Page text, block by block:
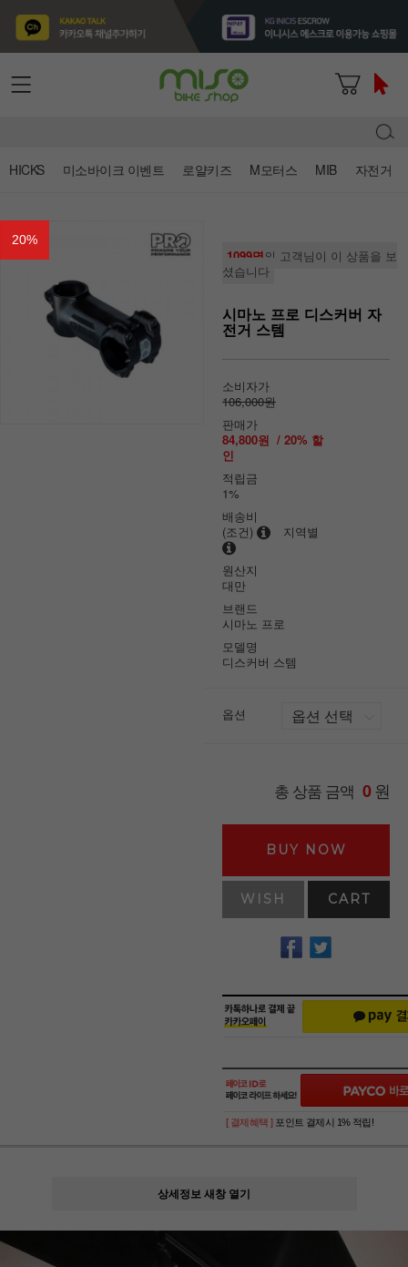
HICKS 미소바이크 이벤트 로얄키즈 M모터스 MIB 자전거
20%
1099명의 고객님이 이 상품을 보
셨습니다
시마노 프로 디스커버 자
전거 스템
소비자가
106,000원
판매가
84,800원 / 20% 할
인
적립금
1%
배송비
(조건)
지역별
원산지
대만
브랜드
시마노 프로
모델명
디스커버 스템
옵션
총 상품 금액 0원
BUY NOW
WISH CART
[ 결제혜택 ] 포인트 결제시 1% 적립!
상세정보 새창 열기